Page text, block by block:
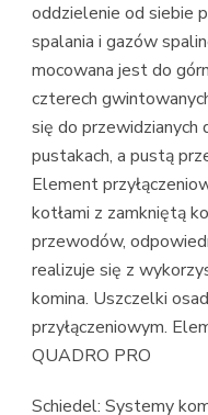
oddzielenie od siebie
spalania i gazów
mocowana jest do
czterech
się do
pustakach, a pustą
Element
kotłami z zamkniętą
przewodów,
realizuje się z
komina. Uszczelki
przyłączeniowym.
QUADRO PRO
Schiedel: Systemy